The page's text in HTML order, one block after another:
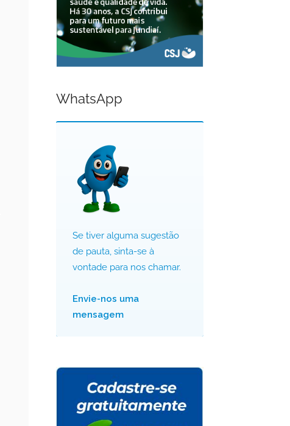
WhatsApp
Se tiver alguma sugestão
de pauta, sinta-se à
vontade para nos chamar.
Envie-nos uma
mensagem